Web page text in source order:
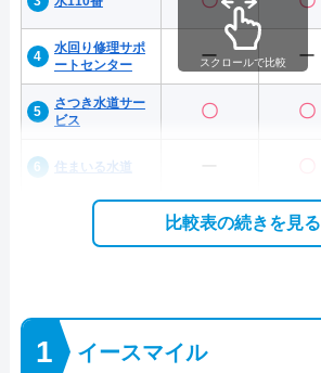
水回り修理サポ
ートセンター
ー ー
さつき水道サー
ビス
〇 〇
住まいる水道
スクロールで比較
比較表の続きを見る
イースマイル